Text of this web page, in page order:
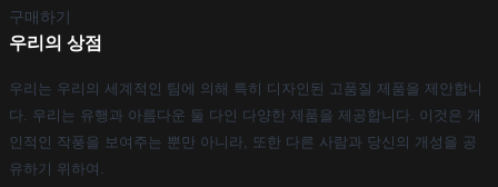
구매하기
우리의 상점
우리는 우리의 세계적인 팀에 의해 특히 디자인된 고품질 제품을 제안합니
다. 우리는 유행과 아름다운 둘 다인 다양한 제품을 제공합니다. 이것은 개
인적인 작풍을 보여주는 뿐만 아니라, 또한 다른 사람과 당신의 개성을 공
유하기 위하여.